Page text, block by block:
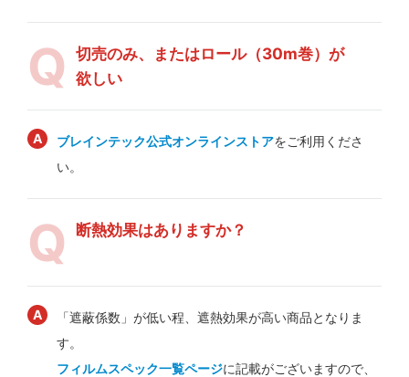
切売のみ、またはロール（30m巻）が
欲しい
ブレインテック公式オンラインストアをご利用くださ
い。
断熱効果はありますか？
「遮蔽係数」が低い程、遮熱効果が高い商品となりま
す。
フィルムスペック一覧ページに記載がございますので、